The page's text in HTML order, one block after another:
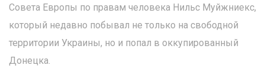
Совета Европы по правам человека Нильс Муйжниекс,
который недавно побывал не только на свободной
территории Украины, но и попал в оккупированный
Донецка.